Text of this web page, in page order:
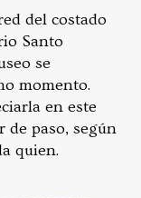
del costado
Santo
se
momento.
en este
de paso, según
quien.